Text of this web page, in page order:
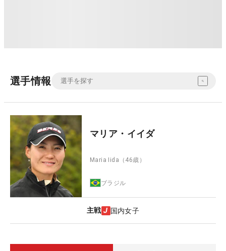
選手情報
マリア・イイダ
Maria Iida （46歳）
ブラジル
主戦 国内女子